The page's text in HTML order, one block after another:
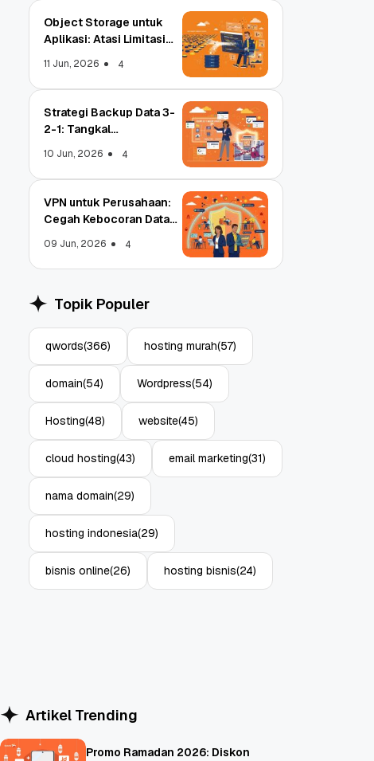
Aplikasi: Atasi Limitasi
11 Jun, 2026 4
Object Storage untuk
Aplikasi: Atasi Limitasi
11 Jun, 2026 4
Strategi Backup Data 3-
2-1: Tangkal
10 Jun, 2026 4
VPN untuk Perusahaan:
Cegah Kebocoran Data
09 Jun, 2026 4
Topik Populer
qwords(366) hosting murah(57)
domain(54) Wordpress(54)
Hosting(48) website(45)
cloud hosting(43) email marketing(31)
nama domain(29)
hosting indonesia(29)
bisnis online(26) hosting bisnis(24)
Artikel Trending
Promo Ramadan 2026: Diskon